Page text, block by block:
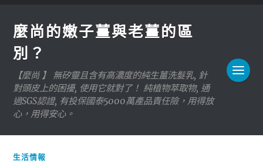
麼尚的嫩子薑與老薑的區
別？
【麼尚 】 無矽靈且含有高濃度的純生薑洗髮乳, 針
對頭皮上的困擾, 使用它就對了！ 純植物萃取物, 通
過SGS認證, 有投保國泰5000萬產品責任險，用得放
心，用得安心。
生活情報